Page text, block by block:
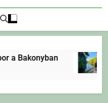
a Bakonyban